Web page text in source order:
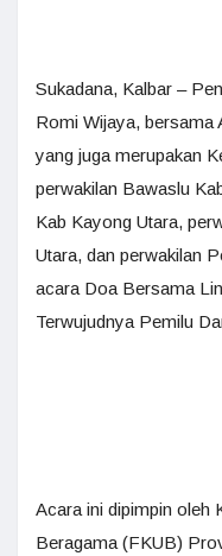
Sukadana, Kalbar –
Romi Wijaya, bersama
yang juga merupakan
perwakilan Bawaslu
Kab Kayong Utara,
Utara, dan perwakilan
acara Doa Bersama
Terwujudnya Pemilu
Acara ini dipimpin oleh
Beragama (FKUB)